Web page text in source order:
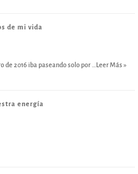
de mi vida
de 2016 iba paseando solo por … Leer Más »
energía